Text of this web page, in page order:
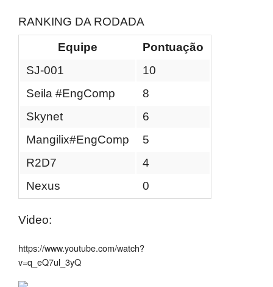
RANKING DA RODADA
Equipe
Pontuação
SJ-001
10
Seila #EngComp
8
Skynet
6
Mangilix#EngComp
5
R2D7
4
Nexus
0
Video:
https://www.youtube.com/watch?
v=q_eQ7ul_3yQ